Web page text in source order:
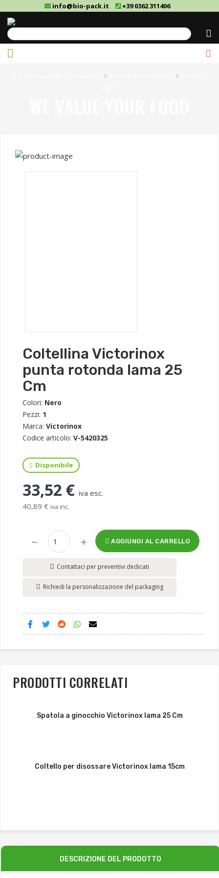
info@bio-pack.it +39 0362 311406
› ›
Coltellina Victorinox
punta rotonda lama 25
Cm
Colori: Nero
Pezzi: 1
Marca: Victorinox
Codice articolo: V-5420325
Disponibile
33,52 € iva esc.
40,89 € iva inc.
AGGIUNGI AL CARRELLO
Contattaci per preventivi dedicati
Richiedi la personalizzazione del packaging
PRODOTTI CORRELATI
Spatola a ginocchio Victorinox lama 25 Cm
Coltello per disossare Victorinox lama 15cm
DESCRIZIONE DEL PRODOTTO